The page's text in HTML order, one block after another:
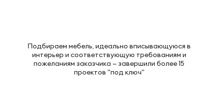
Подбираем мебель, идеально вписывающуюся в
интерьер и соответствующую требованиям и
пожеланиям заказчика — завершили более 15
проектов "под ключ"